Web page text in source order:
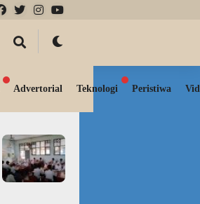
Advertorial Teknologi Peristiwa